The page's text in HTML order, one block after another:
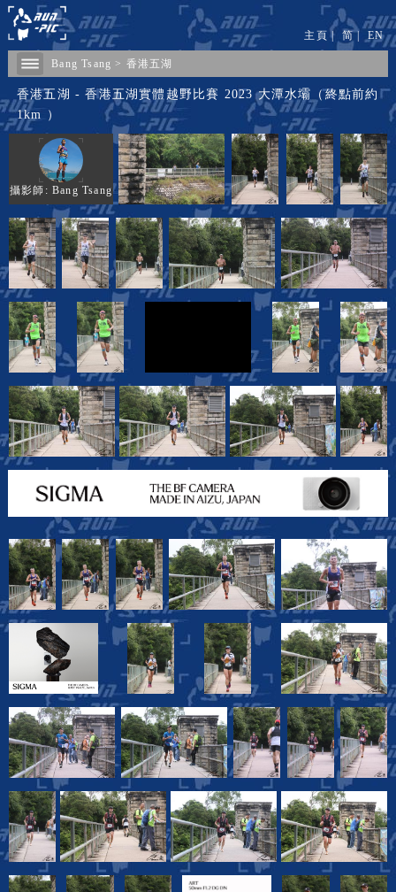
Bang Tsang > 香港五湖
主頁 | 简| EN
香港五湖 - 香港五湖實體越野比賽 2023 大潭水壩（終點前約
1km ）
攝影師: Bang Tsang